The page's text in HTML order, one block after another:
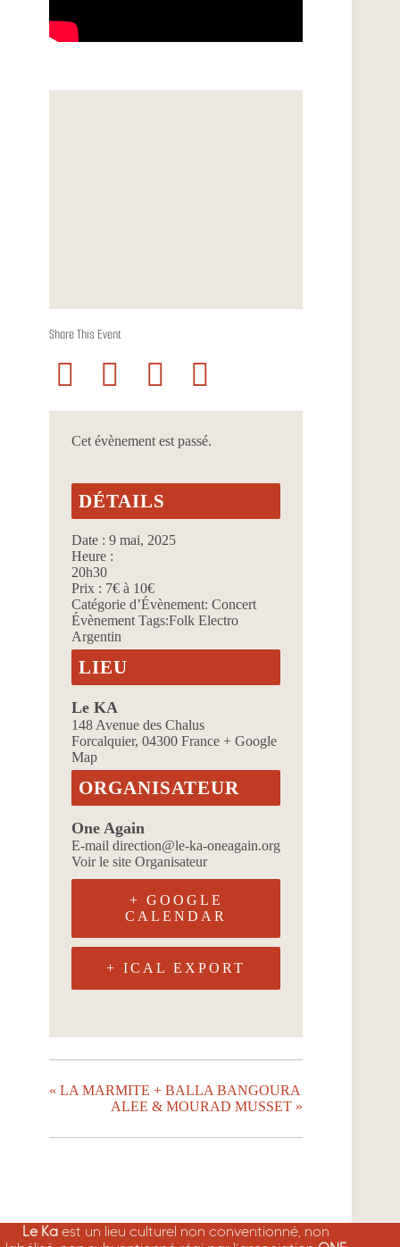
Share This Event
Cet évènement est passé.
DÉTAILS
Date : 9 mai, 2025
Heure :
20h30
Prix : 7€ à 10€
Catégorie d’Évènement: Concert
Évènement Tags:Folk Electro
Argentin
LIEU
Le KA
148 Avenue des Chalus
Forcalquier, 04300 France + Google
Map
ORGANISATEUR
One Again
E-mail direction@le-ka-oneagain.org
Voir le site Organisateur
+ GOOGLE
CALENDAR
+ ICAL EXPORT
« LA MARMITE + BALLA BANGOURA
ALEE & MOURAD MUSSET »
Le Kaest un lieu culturel non conventionné, non